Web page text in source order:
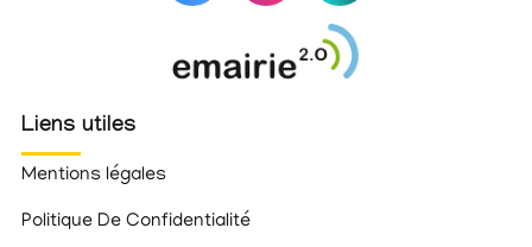
Liens utiles
Mentions légales
Politique De Confidentialité